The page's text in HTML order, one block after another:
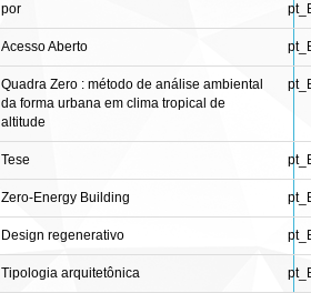
por
Acesso Aberto
Quadra Zero : método de análise ambiental
da forma urbana em clima tropical de
altitude
Tese
Zero-Energy Building
Design regenerativo
Tipologia arquitetônica